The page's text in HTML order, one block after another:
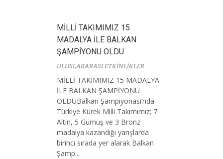
MİLLİ TAKIMIMIZ 15
MADALYA İLE BALKAN
ŞAMPİYONU OLDU
ULUSLARARASI ETKİNLİKLER
MİLLİ TAKIMIMIZ 15 MADALYA
İLE BALKAN ŞAMPİYONU
OLDUBalkan Şampiyonası’nda
Türkiye Kürek Milli Takımımız; 7
Altın, 5 Gümüş ve 3 Bronz
madalya kazandığı yarışlarda
birinci sırada yer alarak Balkan
Şamp...